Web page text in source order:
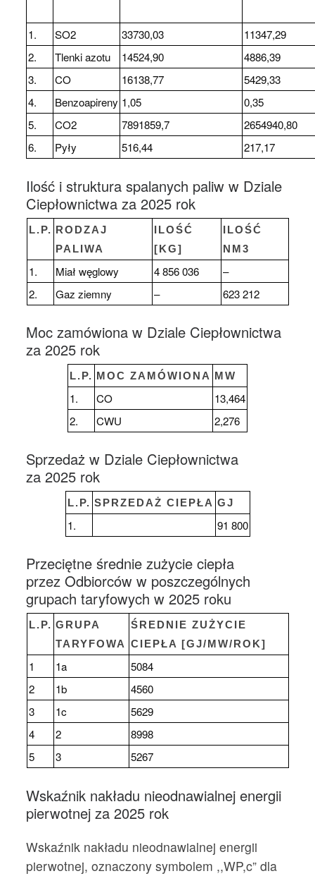
1. SO2 33730,03
11347,29
2.
Tlenki azotu 14524,90
4886,39
3.
CO 16138,77
5429,33
4.
Benzoapireny 1,05
0,35
5.
CO2 7891859,7
2654940,80
6.
Pyły 516,44 217,17
Ilość i struktura spalanych paliw w Dziale
Ciepłownictwa za 2025 rok
L.P. RODZAJ
PALIWA
ILOŚĆ
[KG]
ILOŚĆ
NM3
1. Miał węglowy 4 856 036
–
2.
Gaz ziemny – 623 212
Moc zamówiona w Dziale Ciepłownictwa
za 2025 rok
L.P. MOC ZAMÓWIONA MW
1. CO
13,464
2.
CWU 2,276
Sprzedaż w Dziale Ciepłownictwa
za 2025 rok
L.P. SPRZEDAŻ CIEPŁA GJ
1. 91 800
Przeciętne średnie zużycie ciepła
przez Odbiorców w poszczególnych
grupach taryfowych w 2025 roku
L.P. GRUPA
TARYFOWA
ŚREDNIE ZUŻYCIE
CIEPŁA [GJ/MW/ROK]
1 1a
5084
2
1b
4560
3
1c
5629
4
2
8998
5
3 5267
Wskaźnik nakładu nieodnawialnej energii
pierwotnej za 2025 rok
Wskaźnik nakładu nieodnawialnej energii
pierwotnej, oznaczony symbolem ,,WP,c” dla